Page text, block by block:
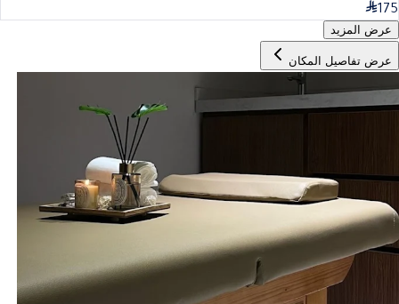
175
عرض المزيد
عرض تفاصيل المكان